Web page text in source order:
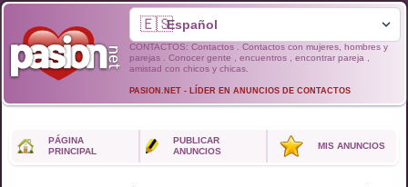
🇪🇸
CONTACTOS: Contactos . Contactos con mujeres, hombres y
parejas . Conocer gente , encuentros , encontrar pareja ,
amistad con chicos y chicas.
PASION.NET - LÍDER EN ANUNCIOS DE CONTACTOS
PÁGINA
PRINCIPAL
PUBLICAR
ANUNCIOS
MIS ANUNCIOS